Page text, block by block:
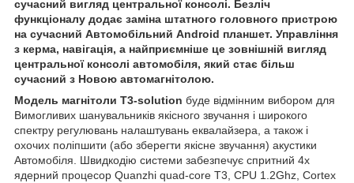
сучасний вигляд центральної консолі. Безліч
функціоналу додає заміна штатного головного пристрою
на сучасний Автомобільний Android планшет. Управління
з керма, навігація, а найприємніше це зовнішній вигляд
центральної консолі автомобіля, який стає більш
сучасний з Новою автомагнітолою.
Модель магнітоли T3-solution буде відмінним вибором для
Вимогливих шанувальників якісного звучання і широкого
спектру регулювань налаштувань еквалайзера, а також і
охочих поліпшити (або зберегти якісне звучання) акустики
Автомобіля. Швидкодію системи забезпечує спритний 4х
ядерний процесор Quanzhi quad-core T3, CPU 1.2Ghz, Cortex